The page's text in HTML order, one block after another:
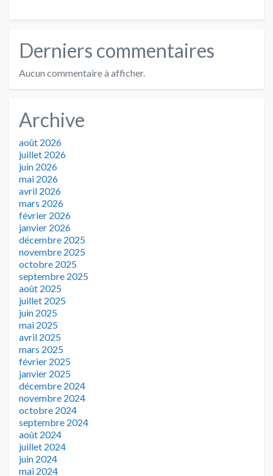
Derniers commentaires
Aucun commentaire à afficher.
Archive
août 2026
juillet 2026
juin 2026
mai 2026
avril 2026
mars 2026
février 2026
janvier 2026
décembre 2025
novembre 2025
octobre 2025
septembre 2025
août 2025
juillet 2025
juin 2025
mai 2025
avril 2025
mars 2025
février 2025
janvier 2025
décembre 2024
novembre 2024
octobre 2024
septembre 2024
août 2024
juillet 2024
juin 2024
mai 2024